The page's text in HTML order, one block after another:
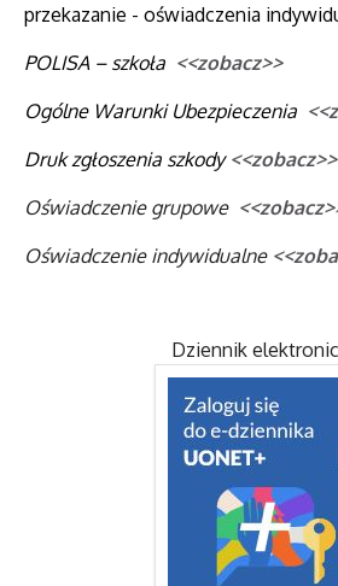
przekazanie - oświadczenia
POLISA – szkoła <<zobacz>>
Ogólne Warunki Ubezpieczenia
Druk zgłoszenia szkody <<zobacz>>
Oświadczenie grupowe
Oświadczenie indywidualne
Dziennik